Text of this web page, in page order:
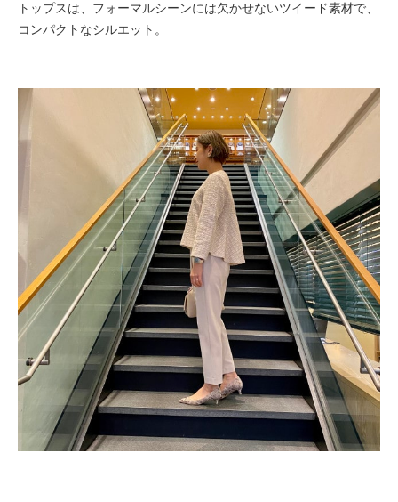
トップスは、フォーマルシーンには欠かせないツイード素材で、
コンパクトなシルエット。